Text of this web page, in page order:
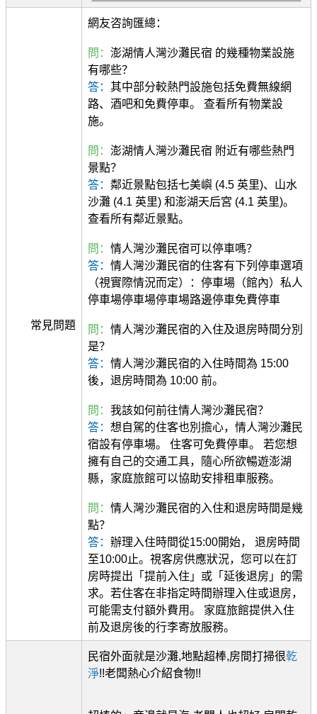
常見問題
網友咨詢匯總：
問： 澎湖情人灣沙灘民宿 的幾種物業設施
有哪些？
答： 其中部分較熱門設施包括免費無線網
路、酒吧和免費停車。 查看所有物業設
施。
問： 澎湖情人灣沙灘民宿 附近有哪些熱門
景點？
答： 鄰近景點包括七美嶼 (4.5 英里)、山水
沙灘 (4.1 英里) 和澎湖天后宮 (4.1 英里)。
查看所有鄰近景點。
問： 情人灣沙灘民宿可以停車嗎？
答： 情人灣沙灘民宿的住客有下列停車選項
（視實際情況而定）：停車場（館內）私人
停車場停車場停車場路邊停車免費停車
問： 情人灣沙灘民宿的入住及退房時間分別
是？
答： 情人灣沙灘民宿的入住時間為 15:00
後，退房時間為 10:00 前。
問： 我該如何前往情人灣沙灘民宿？
答： 想自駕的住客也別擔心，情人灣沙灘民
宿設有停車場。 住客可免費停車。 若您想
擁有自己的交通工具，隨心所欲暢遊澎湖
縣，家庭旅館可以協助安排租車服務。
問： 情人灣沙灘民宿的入住和退房時間是幾
點？
答： 辦理入住時間從15:00開始， 退房時間
至10:00止。視客房供應狀況，您可以在訂
房時提出「提前入住」或「延後退房」的需
求。若住客在非指定時間辦理入住或退房，
可能需支付額外費用。 家庭旅館提供入住
前及退房後的行李寄放服務。
民宿外面就是沙灘,地點超棒,房間打掃很乾
淨!!老闆熱心介紹食物!!